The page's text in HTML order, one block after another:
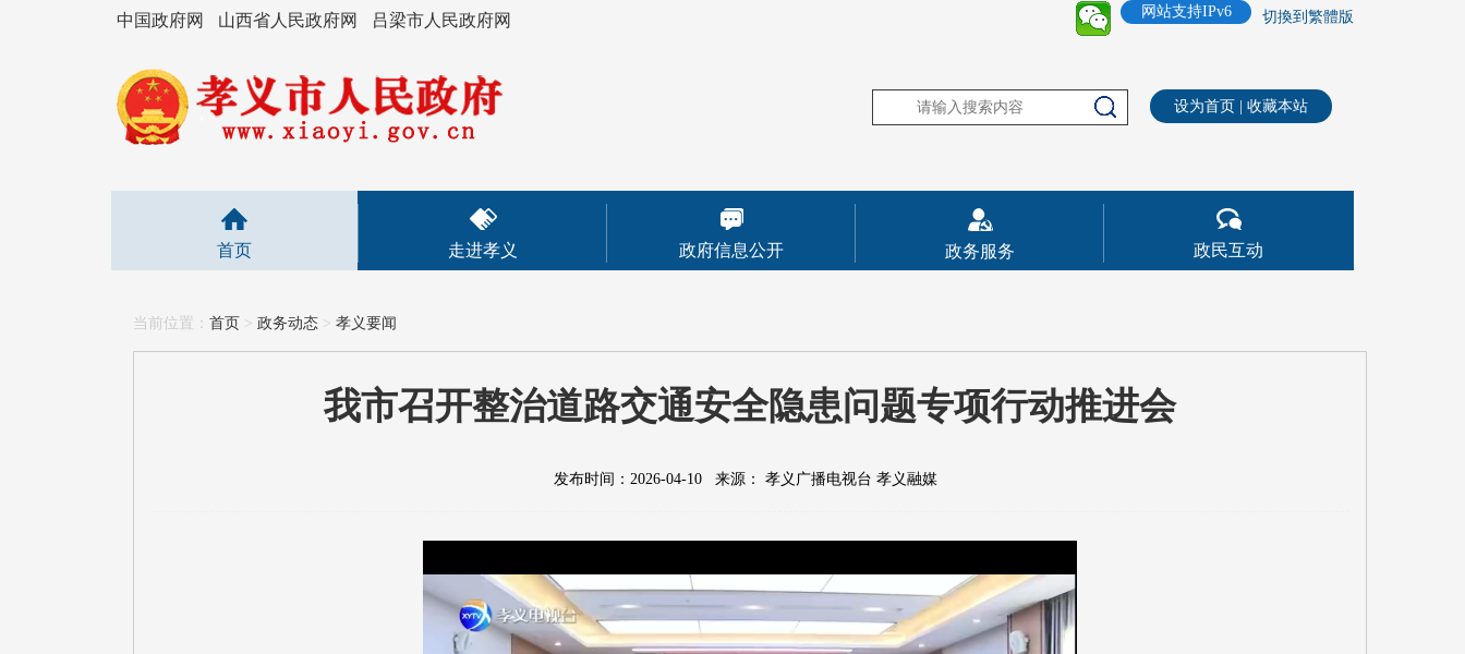
中国政府网 山西省人民政府网 吕梁市人民政府网 切換到繁體版
网站支持IPv6
设为首页 收藏本站
首页 走进孝义 政府信息公开 政务服务 政民互动
当前位置： 首页 > 政务动态 > 孝义要闻
我市召开整治道路交通安全隐患问题专项行动推进会
发布时间：2026-04-10 来源： 孝义广播电视台 孝义融媒